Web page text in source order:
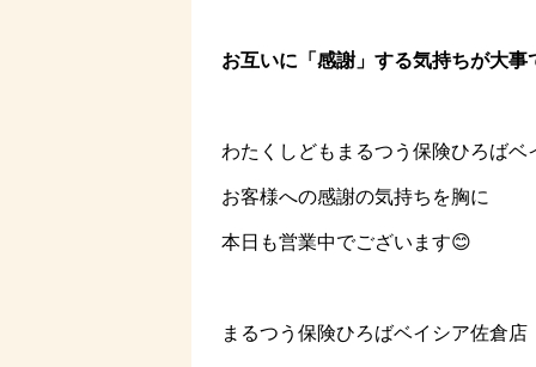
お互いに「感謝」する気持ちが大事
わたくしどもまるつう保険ひろばベ
お客様への感謝の気持ちを胸に
本日も営業中でございます😊
まるつう保険ひろばベイシア佐倉店